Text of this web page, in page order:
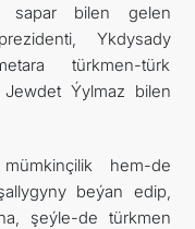
sapar bilen gelen
Ykdysady
türkmen-türk
Ýylmaz bilen
hem-de
beýan edip,
şeýle-de türkmen